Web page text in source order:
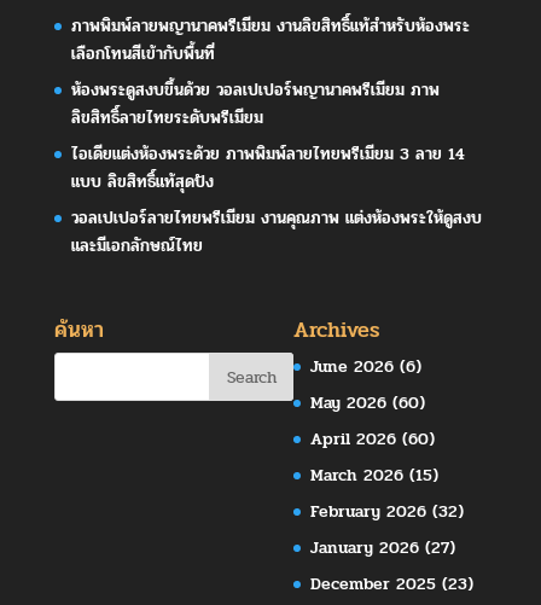
ภาพพิมพ์ลายพญานาคพรีเมียม งานลิขสิทธิ์แท้สำหรับห้องพระ
เลือกโทนสีเข้ากับพื้นที่
ห้องพระดูสงบขึ้นด้วย วอลเปเปอร์พญานาคพรีเมียม ภาพ
ลิขสิทธิ์ลายไทยระดับพรีเมียม
ไอเดียแต่งห้องพระด้วย ภาพพิมพ์ลายไทยพรีเมียม 3 ลาย 14
แบบ ลิขสิทธิ์แท้สุดปัง
วอลเปเปอร์ลายไทยพรีเมียม งานคุณภาพ แต่งห้องพระให้ดูสงบ
และมีเอกลักษณ์ไทย
ค้นหา Archives
June 2026 (6)
May 2026 (60)
April 2026 (60)
March 2026 (15)
February 2026 (32)
January 2026 (27)
December 2025 (23)